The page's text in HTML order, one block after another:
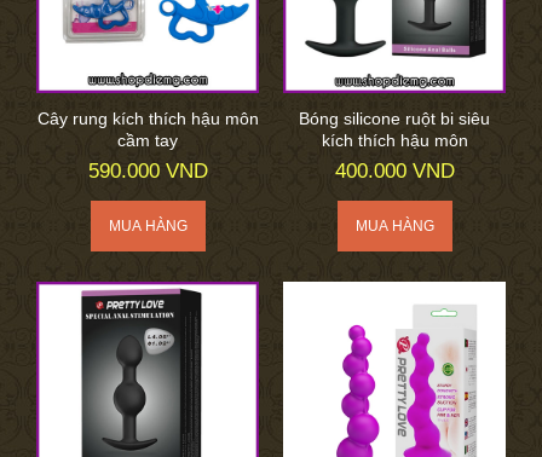
Cây rung kích thích hậu môn
cầm tay
590.000 VND
Bóng silicone ruột bi siêu
kích thích hậu môn
400.000 VND